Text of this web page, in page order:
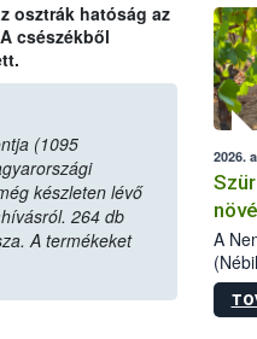
osztrák hatóság az
csészékből
(1095
készleten lévő
264 db
A termékeket
2026.
A